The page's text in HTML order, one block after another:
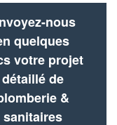
nous
quelques
votre projet
détaillé de
&
sanitaires